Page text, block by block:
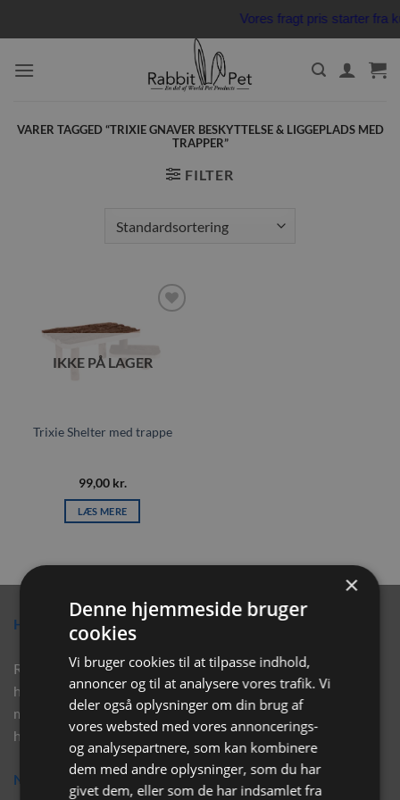
Vores fragt pris starter
VARER TAGGED “TRIXIE GNAVER BESKYTTELSE & LIGGEPLADS MED
TRAPPER”
FILTER
ønskeliste
IKKE PÅ LAGER
Trixie Shelter med trappe
99,00 kr.
LÆS MERE
Hvorfor vælge Rabbitpet?
Rabbitpet sælger ikke kun kvalitetsprodukter såsom, foder,
hø, aktivering, strøelse mm. til vores kunder. Vi hjælper også
med rådgivning, så tøv ikke med at skrive eller ring til os for
hjælp..
Nyhedsbrev
×
Denne hjemmeside bruger
cookies
Vi bruger cookies til at tilpasse indhold,
annoncer og til at analysere vores trafik. Vi
deler også oplysninger om din brug af
vores websted med vores annoncerings-
og analysepartnere, som kan kombinere
dem med andre oplysninger, som du har
givet dem, eller som de har indsamlet fra